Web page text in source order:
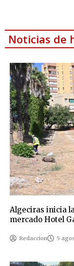
Noticias de
Algeciras inicia
mercado Hotel
Redaccion 5